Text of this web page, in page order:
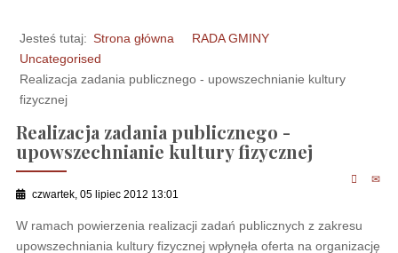
Jesteś tutaj: Strona główna
RADA GMINY
Uncategorised
Realizacja zadania publicznego - upowszechnianie kultury
fizycznej
Realizacja zadania publicznego -
upowszechnianie kultury fizycznej
czwartek, 05 lipiec 2012 13:01
W ramach powierzenia realizacji zadań publicznych z zakresu
upowszechniania kultury fizycznej wpłynęła oferta na organizację